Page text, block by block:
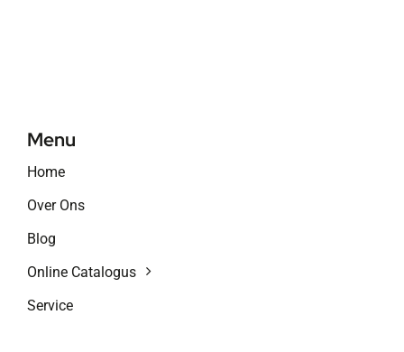
Menu
Home
Over Ons
Blog
Online Catalogus
Service